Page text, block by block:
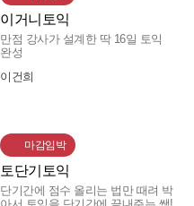
이거니토익
만점 강사가 설계한 딱 16일 토익
완성
이건희
마감임박
토단기토익
단기간에 점수 올리는 법만 때려 박